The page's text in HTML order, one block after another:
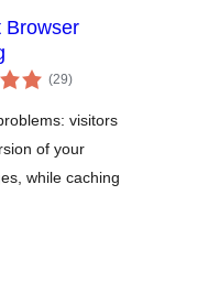
Browser
(29укупних
оцена
)
visitors
of your
while caching